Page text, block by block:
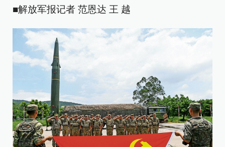
■解放军报记者 范恩达 王 越